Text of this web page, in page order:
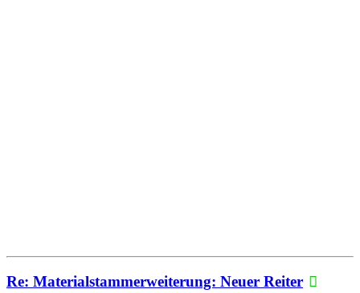
Re: Materialstammerweiterung: Neuer Reiter